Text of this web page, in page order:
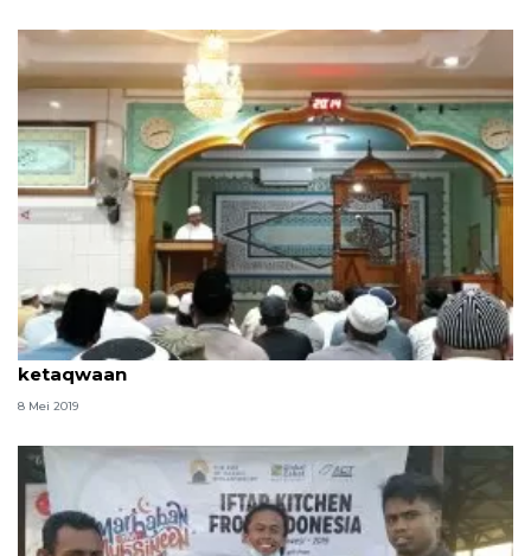
Ulama : Ramadhan, pendidikan untuk peningkatan
ketaqwaan
8 Mei 2019